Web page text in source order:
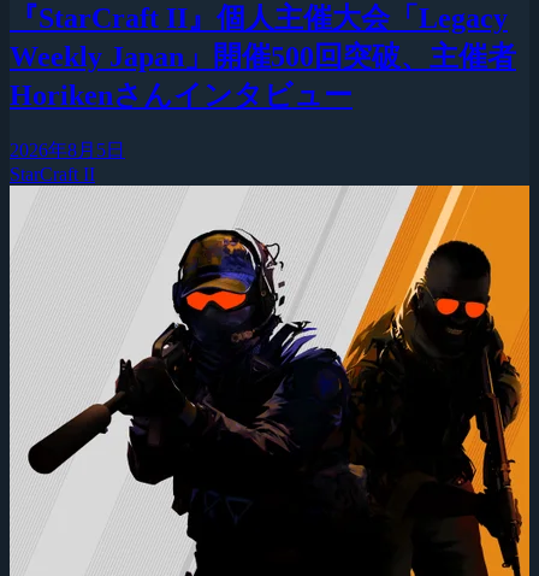
『StarCraft II』個人主催大会「Legacy
Weekly Japan」開催500回突破、主催者
Horikenさんインタビュー
2026年8月5日
StarCraft II